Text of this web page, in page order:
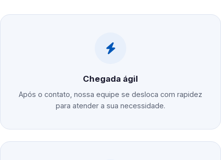
Chegada ágil
Após o contato, nossa equipe se desloca com rapidez
para atender a sua necessidade.